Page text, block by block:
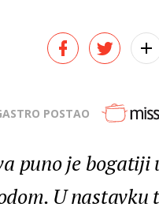
POSTAO
puno je bogatiji
U